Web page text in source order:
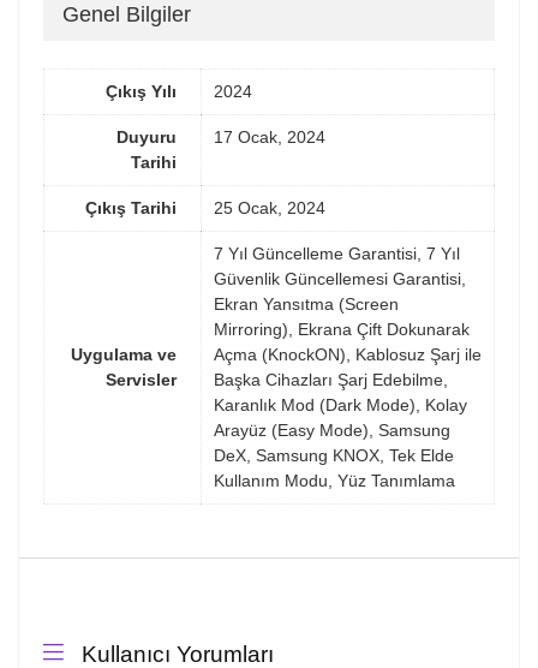
Genel Bilgiler
Çıkış Yılı 2024
Duyuru
Tarihi
17 Ocak, 2024
Çıkış Tarihi 25 Ocak, 2024
Uygulama ve
Servisler
7 Yıl Güncelleme Garantisi, 7 Yıl
Güvenlik Güncellemesi Garantisi,
Ekran Yansıtma (Screen
Mirroring), Ekrana Çift Dokunarak
Açma (KnockON), Kablosuz Şarj ile
Başka Cihazları Şarj Edebilme,
Karanlık Mod (Dark Mode), Kolay
Arayüz (Easy Mode), Samsung
DeX, Samsung KNOX, Tek Elde
Kullanım Modu, Yüz Tanımlama
Kullanıcı Yorumları